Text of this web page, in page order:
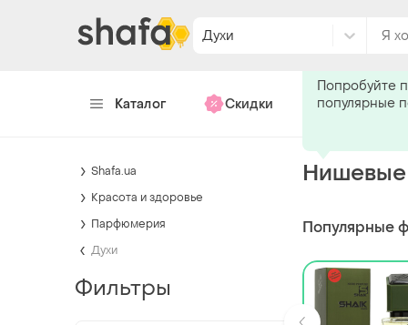
Духи
Каталог Скидки Хендмейд
Нишевые
Популярные
Попробуйте
популярные
Shafa.ua
Красота и здоровье
Парфюмерия
Духи
Фильтры